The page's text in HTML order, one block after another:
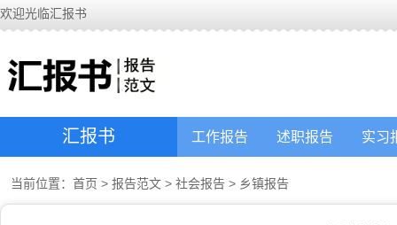
欢迎光临汇报书
汇报书 工作报告 述职报告 实习
当前位置： 首页 > 报告范文 > 社会报告 > 乡镇报告